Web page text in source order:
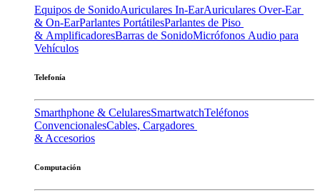
Equipos de SonidoAuriculares In-EarAuriculares Over-Ear
& On-EarParlantes PortátilesParlantes de Piso
& AmplificadoresBarras de SonidoMicrófonos Audio para
Vehículos
Telefonía
Smarthphone & CelularesSmartwatchTeléfonos
ConvencionalesCables, Cargadores
& Accesorios
Computación